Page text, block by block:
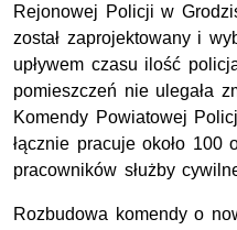
Rejonowej Policji w
został zaprojektowany i
upływem czasu ilość
pomieszczeń nie ulegała
Komendy Powiatowej
łącznie pracuje około 100
pracowników służby
Rozbudowa komendy o